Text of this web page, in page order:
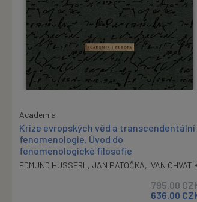
Academia
Krize evropských věd a transcendentální
fenomenologie. Úvod do
fenomenologické filosofie
EDMUND HUSSERL , JAN PATOČKA, IVAN
795.00
636.00